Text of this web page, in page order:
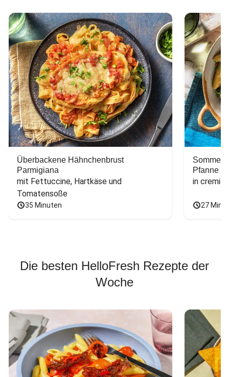
Überbackene Hähnchenbrust
Parmigiana
mit Fettuccine, Hartkäse und
Tomatensoße
35 Minuten
Pfanne
in
27
Die besten HelloFresh Rezepte der
Woche